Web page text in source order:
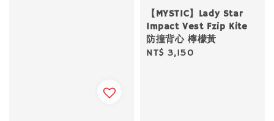
【MYSTIC】Lady Star
Impact Vest Fzip Kite
防撞背心 檸檬黃
Regular
NT$ 3,150